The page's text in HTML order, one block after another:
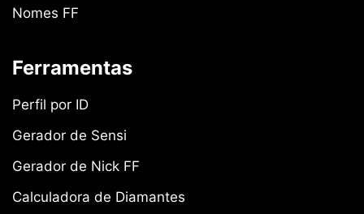
Nomes FF
Ferramentas
Perfil por ID
Gerador de Sensi
Gerador de Nick FF
Calculadora de Diamantes